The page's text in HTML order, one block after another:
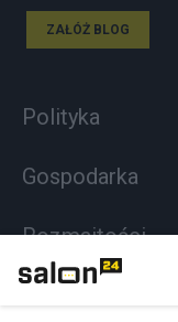
ZAŁÓŻ BLOG
Polityka
Gospodarka
Rozmaitości